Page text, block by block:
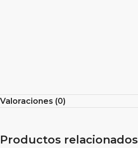
Valoraciones (0)
Productos relacionados